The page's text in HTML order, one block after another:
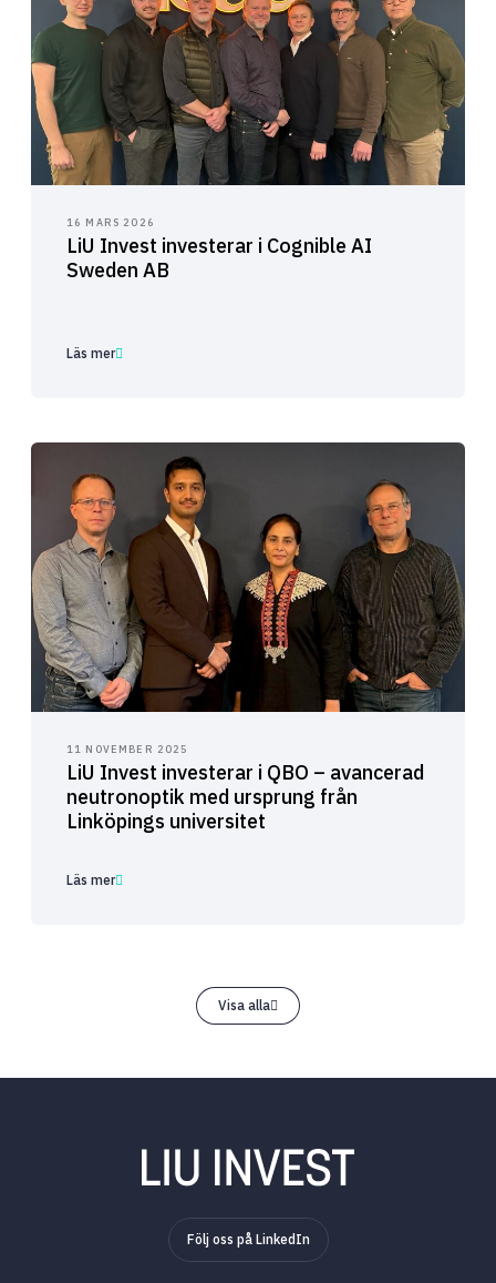
16 MARS 2026
LiU Invest investerar i Cognible AI
Sweden AB
Läs mer
11 NOVEMBER 2025
LiU Invest investerar i QBO – avancerad
neutronoptik med ursprung från
Linköpings universitet
Läs mer
Visa alla